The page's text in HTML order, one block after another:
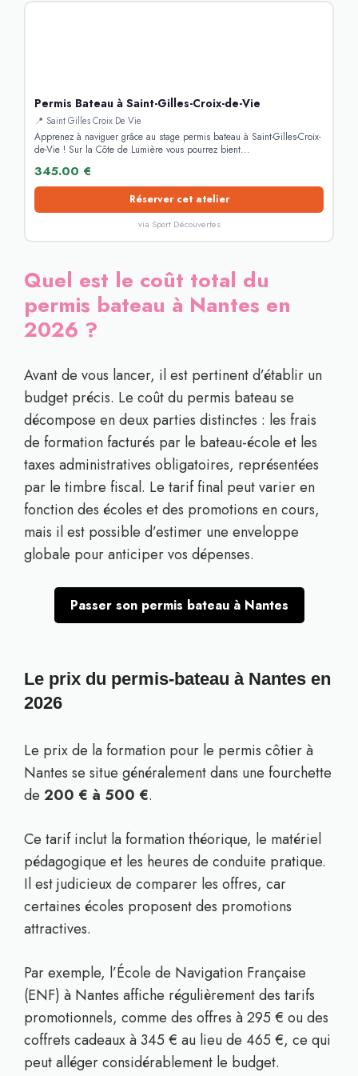
Permis Bateau à Saint-Gilles-Croix-de-Vie
📍 Saint Gilles Croix De Vie
Apprenez à naviguer grâce au stage permis bateau à Saint-Gilles-Croix-
de-Vie ! Sur la Côte de Lumière vous pourrez bient...
345.00 €
Réserver cet atelier
via Sport Découvertes
Quel est le coût total du
permis bateau à Nantes en
2026 ?
Avant de vous lancer, il est pertinent d’établir un
budget précis. Le coût du permis bateau se
décompose en deux parties distinctes : les frais
de formation facturés par le bateau-école et les
taxes administratives obligatoires, représentées
par le timbre fiscal. Le tarif final peut varier en
fonction des écoles et des promotions en cours,
mais il est possible d’estimer une enveloppe
globale pour anticiper vos dépenses.
Passer son permis bateau à Nantes
Le prix du permis-bateau à Nantes en
2026
Le prix de la formation pour le permis côtier à
Nantes se situe généralement dans une fourchette
de 200 € à 500 €.
Ce tarif inclut la formation théorique, le matériel
pédagogique et les heures de conduite pratique.
Il est judicieux de comparer les offres, car
certaines écoles proposent des promotions
attractives.
Par exemple, l’École de Navigation Française
(ENF) à Nantes affiche régulièrement des tarifs
promotionnels, comme des offres à 295 € ou des
coffrets cadeaux à 345 € au lieu de 465 €, ce qui
peut alléger considérablement le budget.